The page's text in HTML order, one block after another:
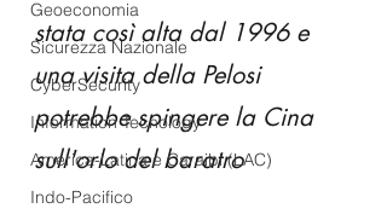
Geoeconomia
Sicurezza Nazionale
CyberSecurity
Information Tecnology
America-Latina e Caraibi (LAC)
Indo-Pacifico
stata così alta dal 1996 e
una visita della Pelosi
potrebbe spingere la Cina
sull'orlo del baratro